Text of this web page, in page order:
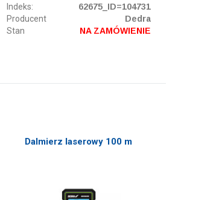
Indeks:
62675_ID=104731
Producent
Dedra
Stan
NA ZAMÓWIENIE
Dalmierz laserowy 100 m